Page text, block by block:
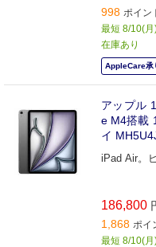
998 ポイン
最短 8/10(
在庫あり
AppleCare承
アップル
e M4搭載
イ
iPad Air。
186,800
1,868 ポイ
最短 8/10(